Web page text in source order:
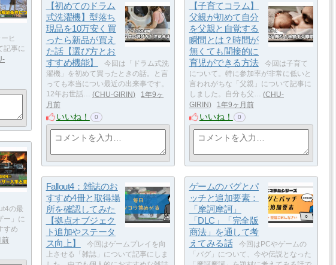
ヒ
記事に
【初めてのドラム
式洗濯機】型落ち
現品を10万安く買
ったら新品が買え
た話【選び方とお
すすめ機能】
今回は「ドラム式洗
濯機」を初めて買ったときの話。と言
っても本当につい最近の出来事です。
12年お世話…
CHU-GIRIN
1年9ヶ
月前
いいね！ 0
【子育てコラム】
父親が初めて自分
を父親と自覚する
瞬間とは？時間が
無くても間接的に
育児ができる方法
今回は子育て
について。特に参加率が非常に低いと
言われがちな「父親」について記事に
しました。自分も父…
CHU-
GIRIN
1年9ヶ月前
いいね！ 0
の最
ー」に
すめ
前
Fallout4：雑誌のお
すすめ4冊と取得場
所を確認してみた
【拠点オブジェク
ト追加やステータ
ス向上】
今回はゲームプレイを向
上させる「雑誌」について記事にしま
ゲームのバグとパ
ッチと追加要素：
「摩訶摩訶」
「DLC」「完全版
商法」を通して考
えてみる話
今回はPCやゲームの
「バグ」について、今や伝説となった